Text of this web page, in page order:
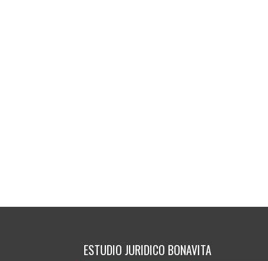
ESTUDIO JURIDICO BONAVITA